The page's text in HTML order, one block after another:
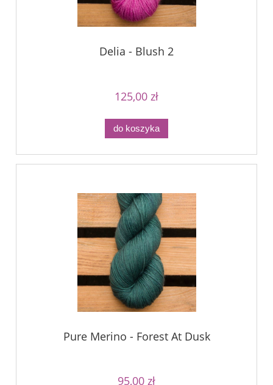
Delia - Blush 2
125,00 zł
do koszyka
Pure Merino - Forest At Dusk
95,00 zł